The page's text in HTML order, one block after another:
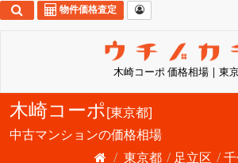
木崎コーポ 価格相場 | 東
物件価格査定
木崎コーポ[東京都]
中古マンションの価格相場
東京都
足立区